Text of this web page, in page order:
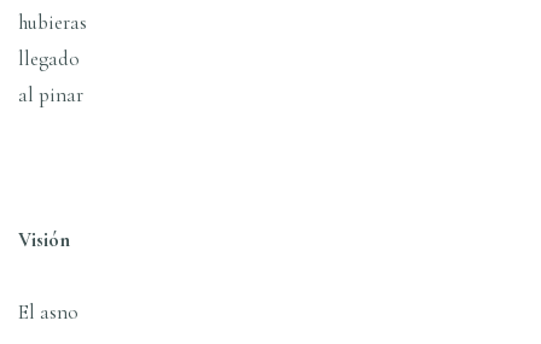
hubieras
llegado
al pinar
Visión
El asno